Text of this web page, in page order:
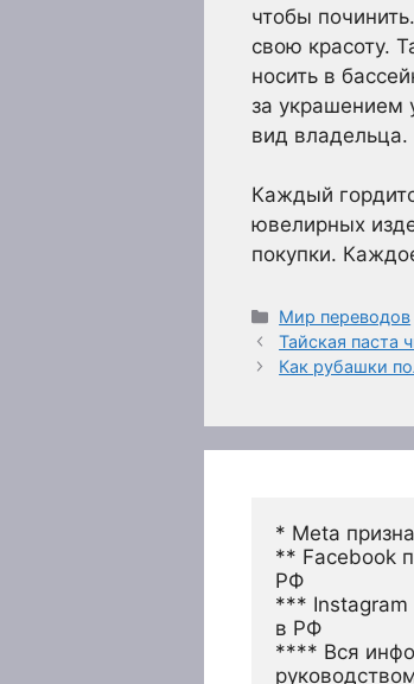
чтобы
свою красоту.
носить в
за украшением
вид владельца.
Каждый
ювелирных
покупки.
Рубрики
Мир переводов
Тайская паста
Как рубашки
* Meta
** Facebook
РФ
*** Instagram
в РФ
**** Вся